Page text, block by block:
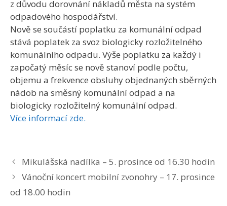
z důvodu dorovnání nákladů města na systém
odpadového hospodářství.
Nově se součástí poplatku za komunální odpad
stává poplatek za svoz biologicky rozložitelného
komunálního odpadu. Výše poplatku za každý i
započatý měsíc se nově stanoví podle počtu,
objemu a frekvence obsluhy objednaných sběrných
nádob na směsný komunální odpad a na
biologicky rozložitelný komunální odpad.
Více informací zde.
Mikulášská nadílka – 5. prosince od 16.30 hodin
Vánoční koncert mobilní zvonohry – 17. prosince
od 18.00 hodin